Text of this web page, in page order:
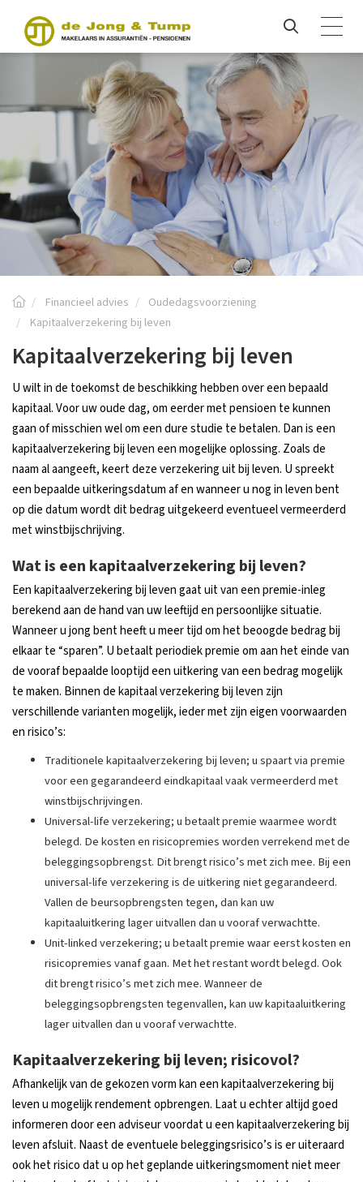
Financieel advies
Oudedagsvoorziening
Kapitaalverzekering bij leven
Kapitaalverzekering bij leven
U wilt in de toekomst de beschikking hebben over een bepaald
kapitaal. Voor uw oude dag, om eerder met pensioen te kunnen
gaan of misschien wel om een dure studie te betalen. Dan is een
kapitaalverzekering bij leven een mogelijke oplossing. Zoals de
naam al aangeeft, keert deze verzekering uit bij leven. U spreekt
een bepaalde uitkeringsdatum af en wanneer u nog in leven bent
op die datum wordt dit bedrag uitgekeerd eventueel vermeerderd
met winstbijschrijving.
Wat is een kapitaalverzekering bij leven?
Een kapitaalverzekering bij leven gaat uit van een premie-inleg
berekend aan de hand van uw leeftijd en persoonlijke situatie.
Wanneer u jong bent heeft u meer tijd om het beoogde bedrag bij
elkaar te “sparen”. U betaalt periodiek premie om aan het einde van
de vooraf bepaalde looptijd een uitkering van een bedrag mogelijk
te maken. Binnen de kapitaal verzekering bij leven zijn
verschillende varianten mogelijk, ieder met zijn eigen voorwaarden
en risico’s:
Traditionele kapitaalverzekering bij leven; u spaart via premie
voor een gegarandeerd eindkapitaal vaak vermeerderd met
winstbijschrijvingen.
Universal-life verzekering; u betaalt premie waarmee wordt
belegd. De kosten en risicopremies worden verrekend met de
beleggingsopbrengst. Dit brengt risico’s met zich mee. Bij een
universal-life verzekering is de uitkering niet gegarandeerd.
Vallen de beursopbrengsten tegen, dan kan uw
kapitaaluitkering lager uitvallen dan u vooraf verwachtte.
Unit-linked verzekering; u betaalt premie waar eerst kosten en
risicopremies vanaf gaan. Met het restant wordt belegd. Ook
dit brengt risico’s met zich mee. Wanneer de
beleggingsopbrengsten tegenvallen, kan uw kapitaaluitkering
lager uitvallen dan u vooraf verwachtte.
Kapitaalverzekering bij leven; risicovol?
Afhankelijk van de gekozen vorm kan een kapitaalverzekering bij
leven u mogelijk rendement opbrengen. Laat u echter altijd goed
informeren door een adviseur voordat u een kapitaalverzekering bij
leven afsluit. Naast de eventuele beleggingsrisico’s is er uiteraard
ook het risico dat u op het geplande uitkeringsmoment niet meer